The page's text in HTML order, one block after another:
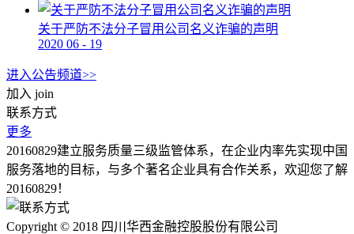
关于严防不法分子冒用公司名义诈骗的声明
2020 06 - 19
进入公告频道>>
加入 join
联系方式
更多
20160829建立服务质量三级监管体系，在企业内率先实现中国
服务落地的目标，与多个著名企业具有合作关系，欢迎您了解
20160829！
Copyright © 2018 四川华西金融控股股份有限公司